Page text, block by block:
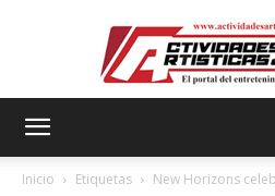
Inicio Etiquetas New Horizons